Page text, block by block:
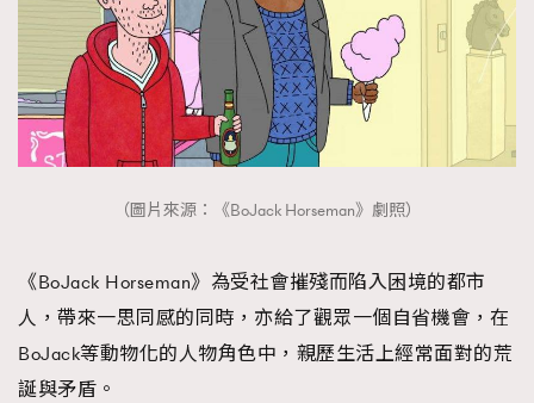
AFrenchMind
DressLikeAParisienne
EmpowerF
FashionWeek FigaroAesthetic
（圖片來源：《BoJack Horseman》劇照）
《BoJack Horseman》為受社會摧殘而陷入困境的都市
人，帶來一思同感的同時，亦給了觀眾一個自省機會，在
BoJack等動物化的人物角色中，親歷生活上經常面對的荒
誕與矛盾。